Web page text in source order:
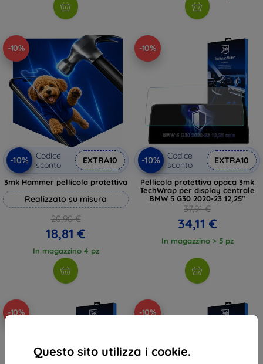
Questo sito utilizza i cookie.
-10%
-10%
Codice
sconto
EXTRA10
3mk Hammer pellicola protettiva
Realizzato su misura
20,90 €
18,81 €
In magazzino 4 pz
-10%
-10%
Codice
sconto
EXTRA10
Pellicola protettiva opaca 3mk
TechWrap per display centrale
BMW 5 G30 2020-23 12,25"
37,91 €
34,11 €
In magazzino > 5 pz
-10% -10%